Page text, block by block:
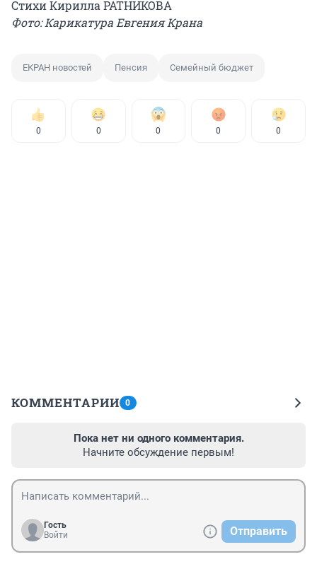
Стихи Кирилла РАТНИКОВА
Фото: Карикатура Евгения Крана
ЕКРАН новостей Пенсия Семейный бюджет
0 0 0 0 0
КОММЕНТАРИИ 0
Пока нет ни одного комментария.
Начните обсуждение первым!
Гость
Войти
Отправить